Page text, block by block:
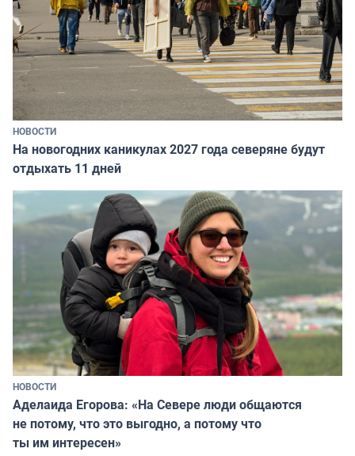
НОВОСТИ
На новогодних каникулах 2027 года северяне будут
отдыхать 11 дней
НОВОСТИ
Аделаида Егорова: «На Севере люди общаются
не потому, что это выгодно, а потому что
ты им интересен»